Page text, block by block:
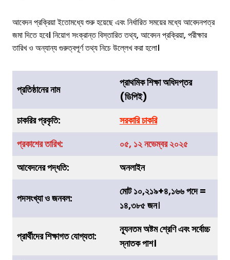
আবেদন প্রক্রিয়া ইতোমধ্যে শুরু হয়েছে এবং নির্ধারিত সময়ের মধ্যে আবেদনপত্র
জমা দিতে হবে। নিয়োগ সংক্রান্ত বিস্তারিত তথ্য, আবেদন প্রক্রিয়া, পরীক্ষার
তারিখ ও অন্যান্য গুরুত্বপূর্ণ তথ্য নিচে উল্লেখ করা হলো।
প্রতিষ্ঠানের নাম
প্রাথমিক শিক্ষা অধিদপ্তর
(ডিপিই)
চাকরিরপ্রকৃতি:
সরকারি চাকরি
প্রকাশের তারিখ:
০৫, ১২ নভেম্বর ২০২৫
আবেদনের পদ্ধতি:
অনলাইন
পদসংখ্যা ও জনবল:
মোট ১০,২১৯+৪,১৬৬ পদে =
১৪,৩৮৫ জন।
প্রার্থীদের শিক্ষাগত যোগ্যতা:
ন্যূনতম অষ্টম শ্রেণি এবং সর্বোচ্চ
স্নাতক পাশ।